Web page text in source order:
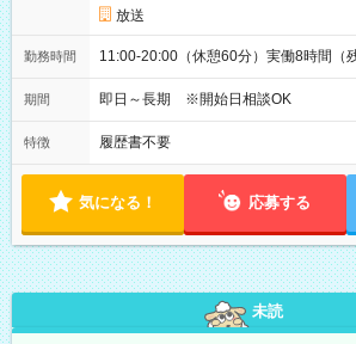
放送
勤務時間 11:00-20:00（休憩60分）実働8時間（
期間 即日～長期 ※開始日相談OK
特徴 履歴書不要
気になる！ 応募する
未読